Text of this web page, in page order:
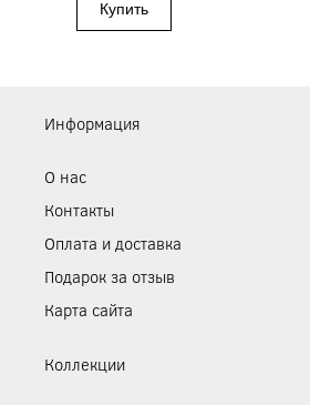
Информация
О нас
Контакты
Оплата и доставка
Подарок за отзыв
Карта сайта
Коллекции